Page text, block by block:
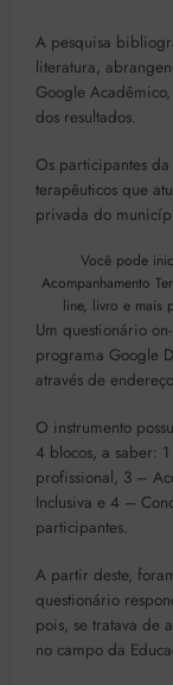
A pesquisa
literatura,
Google
dos resultados.
Os participantes
terapêuticos que
privada do
Você pode
Acompanhamento
line, livro e mais
Um questionário
programa Google
através de
O instrumento
4 blocos, a saber:
profissional, 3 –
Inclusiva e 4 –
participantes.
A partir deste,
questionário
pois, se tratava de
no campo da